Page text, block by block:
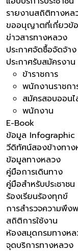
รายงานสถิติทางหล
ขออนุญาตที่เกี่ยวข้
ข่าวสารทางหลวง
ประกาศจัดซื้อจัดจ้าง
ประกาศรับสมัครงาน
ข้าราชการ
พนักงานราชกา
สมัครสอบออน
พนักงาน
E-Book
ข้อมูล Infographic
วีดิทัศน์สองข้างทา
ข้อมูลทางหลวง
คู่มือการเดินทาง
คู่มือสำหรับประชาชน
ร้องเรียนร้องทุกข์
การสำรวจความพึง
สถิติการใช้งาน
ห้องสมุดกรมทางห
จุดบริการทางหลวง